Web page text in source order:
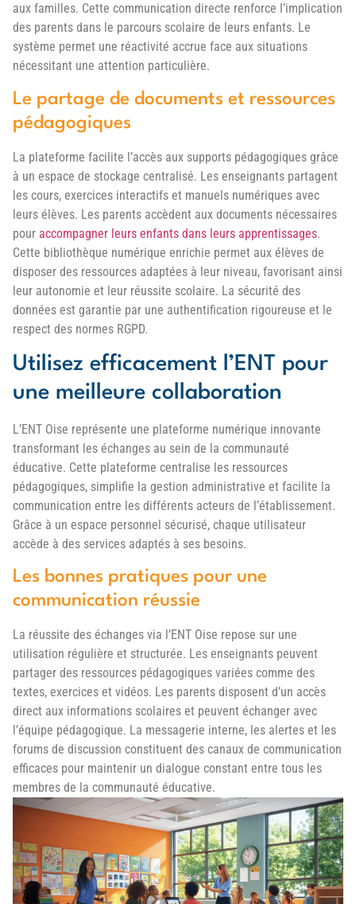
aux familles. Cette communication directe renforce l’implication
des parents dans le parcours scolaire de leurs enfants. Le
système permet une réactivité accrue face aux situations
nécessitant une attention particulière.
Le partage de documents et ressources
pédagogiques
La plateforme facilite l’accès aux supports pédagogiques grâce
à un espace de stockage centralisé. Les enseignants partagent
les cours, exercices interactifs et manuels numériques avec
leurs élèves. Les parents accèdent aux documents nécessaires
pour accompagner leurs enfants dans leurs apprentissages.
Cette bibliothèque numérique enrichie permet aux élèves de
disposer des ressources adaptées à leur niveau, favorisant ainsi
leur autonomie et leur réussite scolaire. La sécurité des
données est garantie par une authentification rigoureuse et le
respect des normes RGPD.
Utilisez efficacement l’ENT pour
une meilleure collaboration
L’ENT Oise représente une plateforme numérique innovante
transformant les échanges au sein de la communauté
éducative. Cette plateforme centralise les ressources
pédagogiques, simplifie la gestion administrative et facilite la
communication entre les différents acteurs de l’établissement.
Grâce à un espace personnel sécurisé, chaque utilisateur
accède à des services adaptés à ses besoins.
Les bonnes pratiques pour une
communication réussie
La réussite des échanges via l’ENT Oise repose sur une
utilisation régulière et structurée. Les enseignants peuvent
partager des ressources pédagogiques variées comme des
textes, exercices et vidéos. Les parents disposent d’un accès
direct aux informations scolaires et peuvent échanger avec
l’équipe pédagogique. La messagerie interne, les alertes et les
forums de discussion constituent des canaux de communication
efficaces pour maintenir un dialogue constant entre tous les
membres de la communauté éducative.